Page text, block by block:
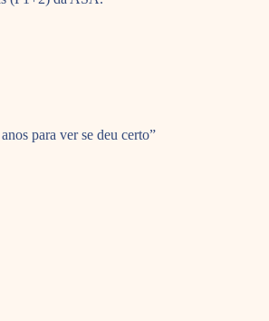
para ver se deu certo”